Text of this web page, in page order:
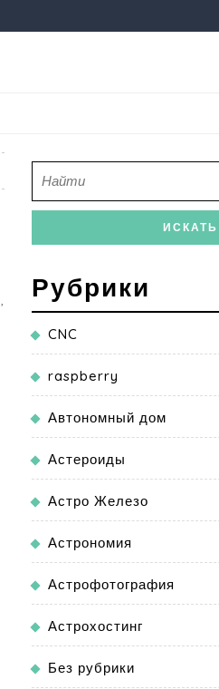
Рубрики
CNC
raspberry
Автономный дом
Астероиды
Астро Железо
Астрономия
Астрофотография
Астрохостинг
Без рубрики